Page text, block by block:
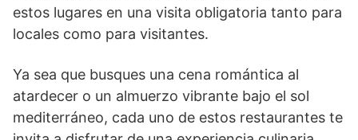
estos lugares en una visita obligatoria tanto para
locales como para visitantes.
Ya sea que busques una cena romántica al
atardecer o un almuerzo vibrante bajo el sol
mediterráneo, cada uno de estos restaurantes te